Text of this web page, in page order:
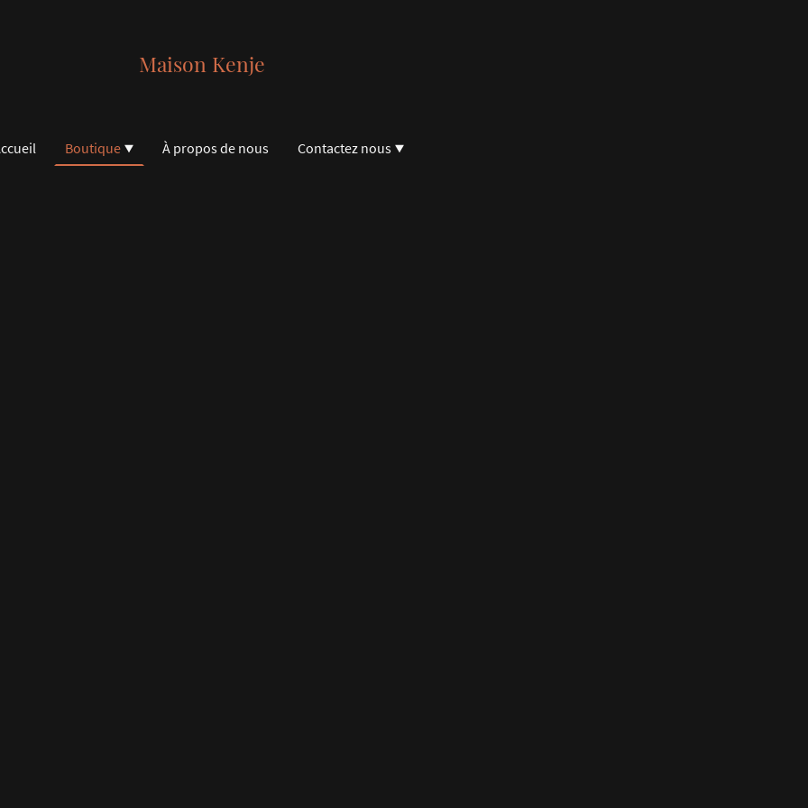
Maison Kenje
Boutique À propos de nous Contactez nous